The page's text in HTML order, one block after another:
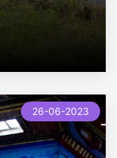
26-06-2023